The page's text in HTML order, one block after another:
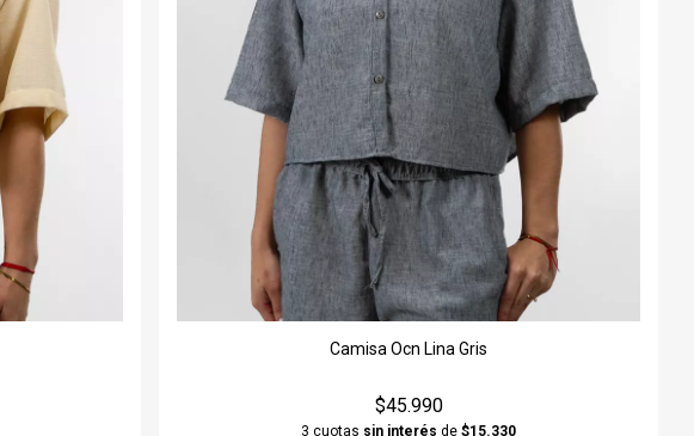
Camisa Ocn Lina Gris
$45.990
3 cuotas sin interés de $15.330